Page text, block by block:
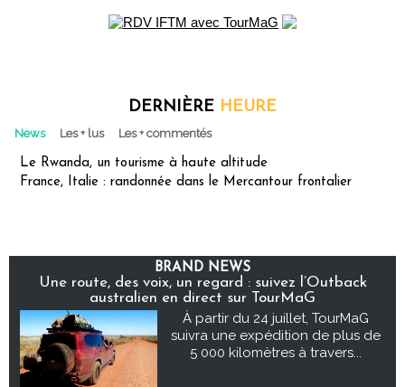
DERNIÈRE HEURE
News Les + lus Les + commentés
Le Rwanda, un tourisme à haute altitude
France, Italie : randonnée dans le Mercantour frontalier
BRAND NEWS
Une route, des voix, un regard : suivez l’Outback
australien en direct sur TourMaG
À partir du 24 juillet, TourMaG
suivra une expédition de plus de
5 000 kilomètres à travers...